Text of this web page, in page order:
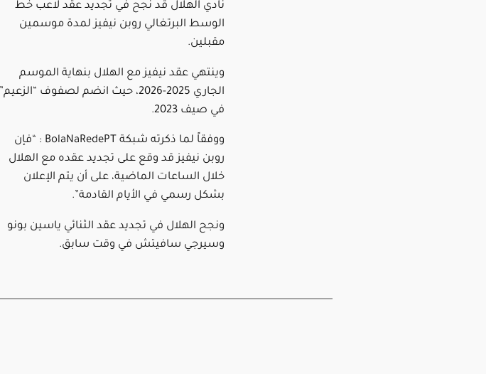
نادي الهلال قد نجح في تجديد عقد لاعب خط
الوسط البرتغالي روبن نيفيز لمدة موسمين
مقبلين.
وينتهي عقد نيفيز مع الهلال بنهاية الموسم
الجاري 2025-2026، حيث انضم لصفوف “الزعيم”
في صيف 2023.
ووفقاً لما ذكرته شبكة BolaNaRedePT : “فإن
روبن نيفيز قد وقع على تجديد عقده مع الهلال
خلال الساعات الماضية، على أن يتم الإعلان
بشكل رسمي في الأيام القادمة”.
ونجح الهلال في تجديد عقد الثنائي ياسين بونو
وسيرجي سافيتش في وقت سابق.